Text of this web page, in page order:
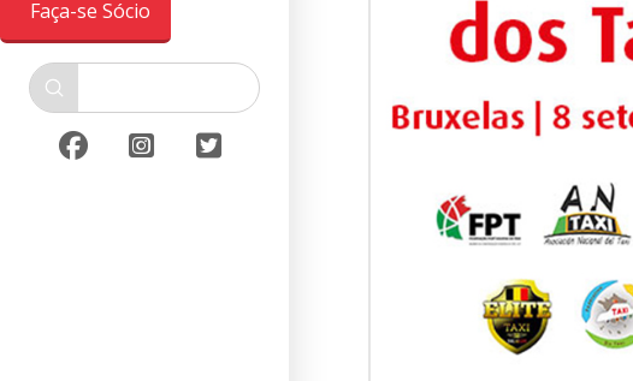
Faça-se Sócio
Search
Submit